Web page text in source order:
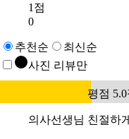
1점
0
추천순
최신순
사진 리뷰만
평점
의사선생님 친절하